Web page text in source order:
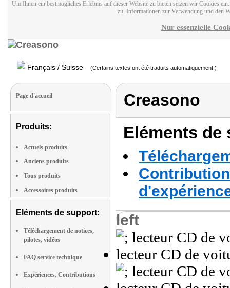
Um Ihnen ein bestmögliches Erlebnis auf dieser Website zu bieten setzen wir Cookies
zu. Informationen zur Verwendung und den
Nur essenzielle
Français / Suisse (Certains textes ont été traduits automatiquement.)
Page d'accueil
Produits:
Actuels produits
Anciens produits
Tous produits
Accessoires produits
Eléments de support:
Téléchargement de notices,
pilotes, vidéos
FAQ service technique
Expériences, Contributions
Creasono
Eléments
left